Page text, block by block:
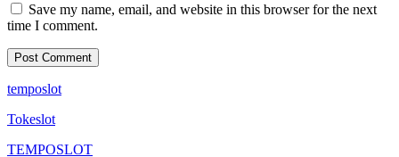
Save my name, email, and website in this browser for the next
time I comment.
temposlot
Tokeslot
TEMPOSLOT